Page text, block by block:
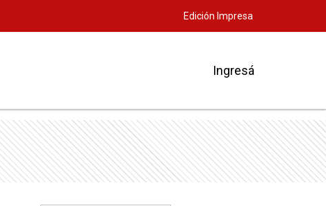
Edición Impresa
Ingresá